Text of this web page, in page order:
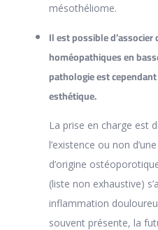
mésothéliome.
Il est possible
homéopathiques en
pathologie est
esthétique.
La prise en charge est
l’existence ou non
d’origine
(liste non exhaustive)
inflammation
souvent présente, la